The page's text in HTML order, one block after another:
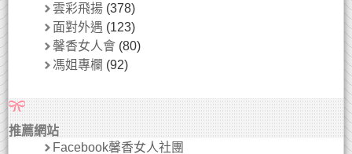
雲彩飛揚 (378)
面對外遇 (123)
馨香女人會 (80)
馮姐專欄 (92)
推薦網站
Facebook馨香女人社團